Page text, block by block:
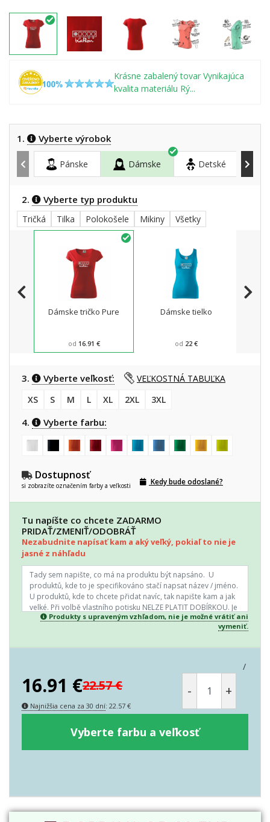
Krásne zabalený tovar Vynikajúca
kvalita materiálu Rý...
1. Vyberte výrobok
Pánske Dámske Detské
2. Vyberte typ produktu
Tričká Tilka Polokošele Mikiny Všetky
Dámske tričko Pure
od 16.91 €
Dámske tielko
od 22 €
3. Vyberte veľkosť:
VEĽKOSTNÁ TABUĽKA
XS
S M L XL 2XL 3XL
4. Vyberte farbu:
Dostupnosť
si zobrazíte označením farby a veľkosti Kedy bude odoslané?
Tu napíšte co chcete ZADARMO
PRIDAŤ/ZMENIŤ/ODOBRÁŤ
Nezabudnite napísať kam a aký veľký, pokiaľ to nie je
jasné z náhľadu
Produkty s upraveným vzhľadom, nie je možné vrátiť ani
vymeniť.
/
16.91 €22.57€
Najnižšia cena za 30 dní: 22.57 €
- +
Vyberte farbu a veľkosť